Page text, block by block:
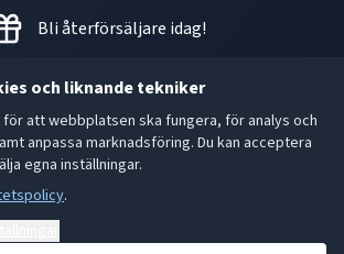
och liknande tekniker
att webbplatsen ska fungera, för analys och
anpassa marknadsföring. Du kan acceptera
egna inställningar.
.
Bli återförsäljare idag!
Metallgatan 21 B, 262 72
Ängelholm Orgnr: 556493-5780